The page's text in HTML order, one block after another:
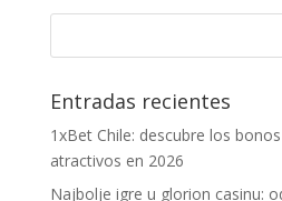
Entradas recientes
1xBet Chile: descubre los
atractivos en 2026
Najbolje igre u glorion casinu: